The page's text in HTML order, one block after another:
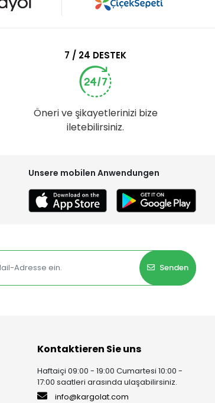
7 / 24 DESTEK
Öneri ve şikayetlerinizi bize
iletebilirsiniz.
Unsere mobilen Anwendungen
Senden
Kontaktieren Sie uns
Haftaiçi 09:00 - 19:00 Cumartesi 10:00 -
17:00 saatleri arasında ulaşabilirsiniz.
info@kargolat.com